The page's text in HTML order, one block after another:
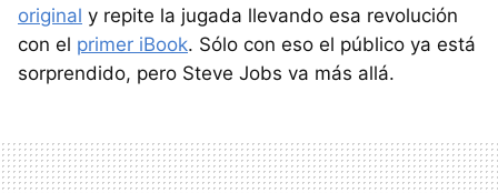
original y repite la jugada llevando esa revolución
con el primer iBook. Sólo con eso el público ya está
sorprendido, pero Steve Jobs va más allá.